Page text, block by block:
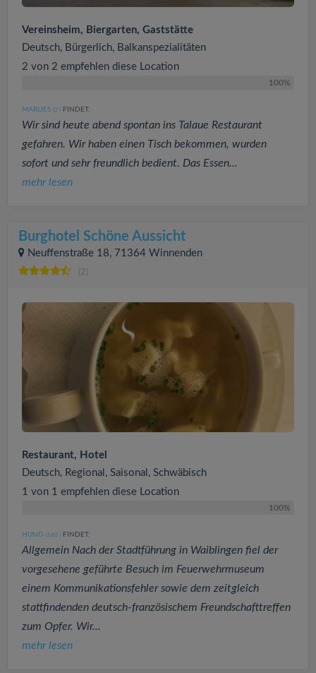
Vereinsheim, Biergarten, Gaststätte
Deutsch, Bürgerlich, Balkanspezialitäten
2 von 2 empfehlen diese Location
100%
MARLIES (2 ) FINDET:
Wir sind heute abend spontan ins Talaue Restaurant
gefahren. Wir haben einen Tisch bekommen, wurden
sofort und sehr freundlich bedient. Das Essen...
mehr lesen
Burghotel Schöne Aussicht
Neuffenstraße 18, 71364 Winnenden
(2)
Restaurant, Hotel
Deutsch, Regional, Saisonal, Schwäbisch
1 von 1 empfehlen diese Location
100%
HUND (160 ) FINDET:
Allgemein Nach der Stadtführung in Waiblingen fiel der
vorgesehene geführte Besuch im Feuerwehrmuseum
einem Kommunikationsfehler sowie dem zeitgleich
stattfindenden deutsch-französischem Freundschafttreffen
zum Opfer. Wir...
mehr lesen